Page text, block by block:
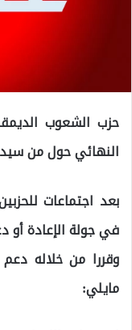
حزب الشعوب
النهائي حول من
بعد اجتماعات
في جولة الإعادة أو
وقررا من خلاله
مايلي: